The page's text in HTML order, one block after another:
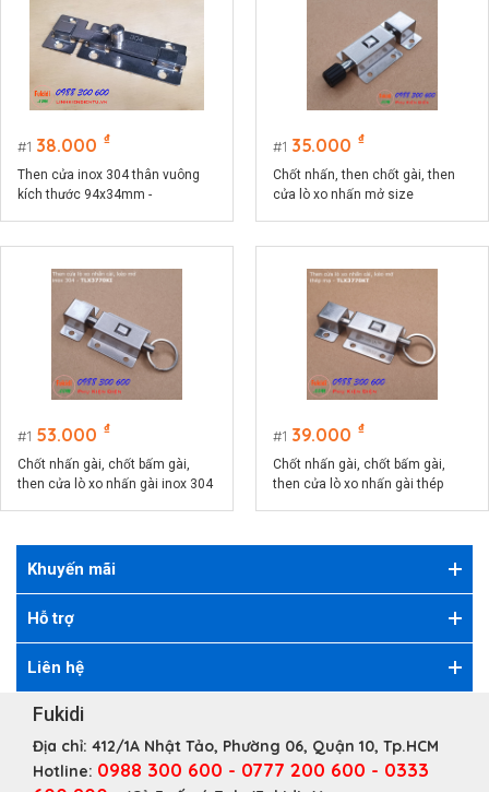
1 38.000 ₫
Then cửa inox 304 thân vuông
kích thước 94x34mm -
1 35.000 ₫
Chốt nhấn, then chốt gài, then
cửa lò xo nhấn mở size
1 53.000 ₫
Chốt nhấn gài, chốt bấm gài,
then cửa lò xo nhấn gài inox 304
1 39.000 ₫
Chốt nhấn gài, chốt bấm gài,
then cửa lò xo nhấn gài thép
Khuyến mãi
Hỗ trợ
Liên hệ
Fukidi
Địa chỉ: 412/1A Nhật Tảo, Phường 06, Quận 10, Tp.HCM
Hotline: 0988 300 600 - 0777 200 600 - 0333